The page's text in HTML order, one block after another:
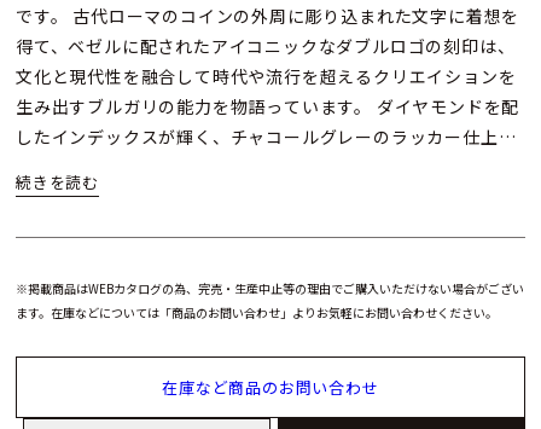
です。 古代ローマのコインの外周に彫り込まれた文字に着想を
得て、ベゼルに配されたアイコニックなダブルロゴの刻印は、
文化と現代性を融合して時代や流行を超えるクリエイションを
生み出すブルガリの能力を物語っています。 ダイヤモンドを配
したインデックスが輝く、チャコールグレーのラッカー仕上げ
※掲載商品はWEBカタログの為、完売・生産中止等の理由でご購入いただけない場合がござい
ます。在庫などについては「商品のお問い合わせ」よりお気軽にお問い合わせください。
在庫など商品のお問い合わせ